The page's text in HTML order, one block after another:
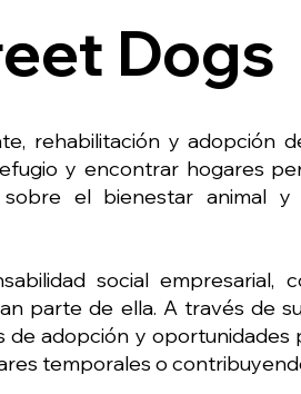
Dogs
rehabilitación y adopción
y encontrar hogares
sobre el bienestar animal
social empresarial,
parte de ella. A través de
adopción y oportunidades
temporales o